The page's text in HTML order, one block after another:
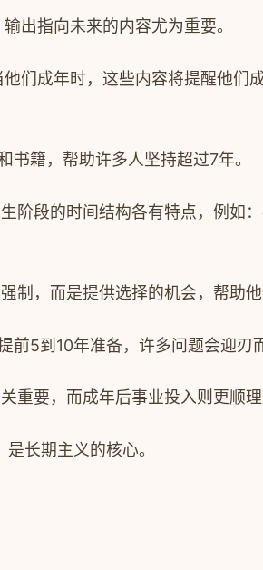
出指向未来的内容尤为重要。
成年时，这些内容将提醒他们
籍，帮助许多人坚持超过7年。
阶段的时间结构各有特点，例
，而是提供选择的机会，帮助
前5到10年准备，许多问题会迎刃
重要，而成年后事业投入则更顺理
长期主义的核心。